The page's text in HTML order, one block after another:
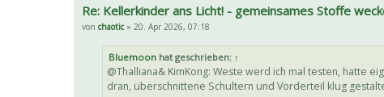
Re: Kellerkinder ans Licht! - gemeinsames Stoffe
von chaotic» 20. Apr 2026, 07:18
Bluemoon hat geschrieben: ↑
@Thalliana& KimKong: Weste werd ich mal testen, hatte
dran, überschnittene Schultern und Vorderteil klug